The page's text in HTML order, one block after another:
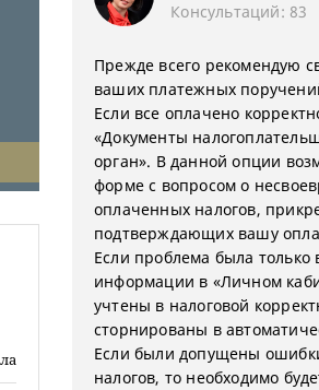
Консультаций: 83
Прежде всего рекомендую
ваших платежных
Если все оплачено
«Документы
орган». В данной опции
форме с вопросом о
оплаченных налогов,
подтверждающих вашу
Если проблема была
информации в «Личном
учтены в налоговой
сторнированы в
Если были допущены
налогов, то необходимо